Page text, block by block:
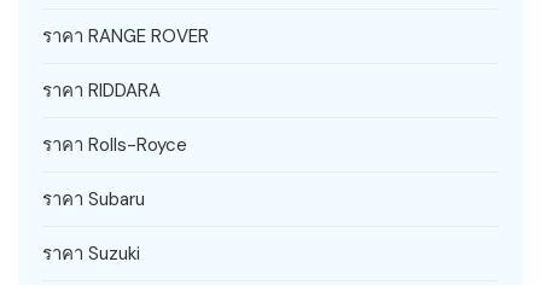
ราคา RANGE ROVER
ราคา RIDDARA
ราคา Rolls-Royce
ราคา Subaru
ราคา Suzuki